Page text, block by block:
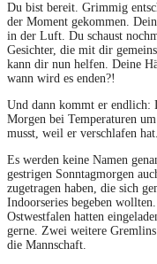
Du bist bereit. Grimmig
der Moment gekommen.
in der Luft. Du schaust
Gesichter, die mit dir
kann dir nun helfen. Deine
wann wird es enden?!
Und dann kommt er endlich:
Morgen bei Temperaturen
musst, weil er verschlafen hat.
Es werden keine Namen
gestrigen Sonntagmorgen
zugetragen haben, die sich
Indoorseries begeben
Ostwestfalen hatten
gerne. Zwei weitere
die Mannschaft.